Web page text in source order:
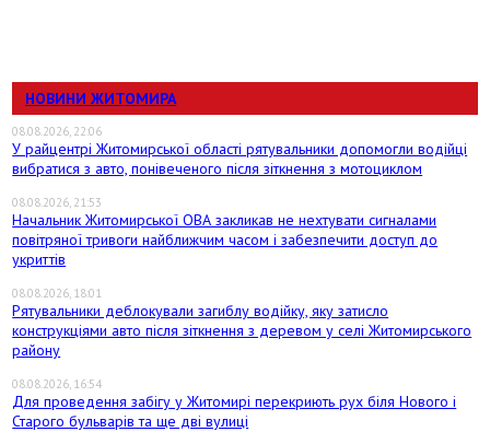
НОВИНИ ЖИТОМИРА
08.08.2026, 22:06
У райцентрі Житомирської області рятувальники допомогли водійці
вибратися з авто, понівеченого після зіткнення з мотоциклом
08.08.2026, 21:53
Начальник Житомирської ОВА закликав не нехтувати сигналами
повітряної тривоги найближчим часом і забезпечити доступ до
укриттів
08.08.2026, 18:01
Рятувальники деблокували загиблу водійку, яку затисло
конструкціями авто після зіткнення з деревом у селі Житомирського
району
08.08.2026, 16:54
Для проведення забігу у Житомирі перекриють рух біля Нового і
Старого бульварів та ще дві вулиці